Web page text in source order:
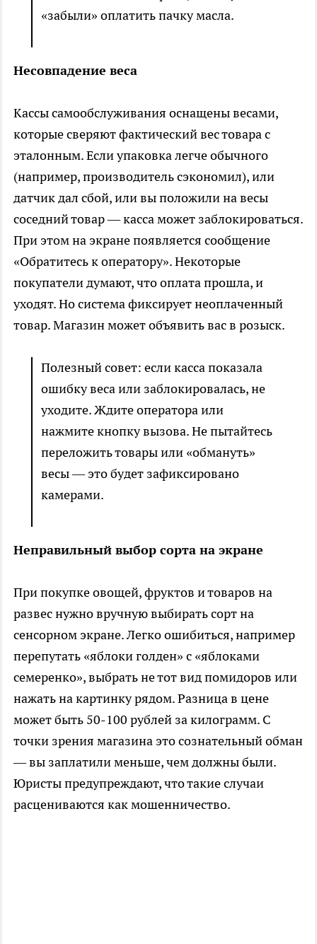
«забыли» оплатить пачку масла.
Несовпадение веса
Кассы самообслуживания оснащены весами,
которые сверяют фактический вес товара с
эталонным. Если упаковка легче обычного
(например, производитель сэкономил), или
датчик дал сбой, или вы положили на весы
соседний товар — касса может заблокироваться.
При этом на экране появляется сообщение
«Обратитесь к оператору». Некоторые
покупатели думают, что оплата прошла, и
уходят. Но система фиксирует неоплаченный
товар. Магазин может объявить вас в розыск.
Полезный совет: если касса показала
ошибку веса или заблокировалась, не
уходите. Ждите оператора или
нажмите кнопку вызова. Не пытайтесь
переложить товары или «обмануть»
весы — это будет зафиксировано
камерами.
Неправильный выбор сорта на экране
При покупке овощей, фруктов и товаров на
развес нужно вручную выбирать сорт на
сенсорном экране. Легко ошибиться, например
перепутать «яблоки голден» с «яблоками
семеренко», выбрать не тот вид помидоров или
нажать на картинку рядом. Разница в цене
может быть 50-100 рублей за килограмм. С
точки зрения магазина это сознательный обман
— вы заплатили меньше, чем должны были.
Юристы предупреждают, что такие случаи
расцениваются как мошенничество.